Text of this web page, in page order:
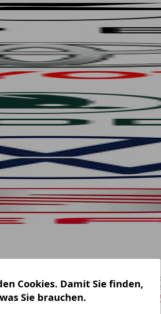
Cookies. Damit Sie finden,
was Sie brauchen.